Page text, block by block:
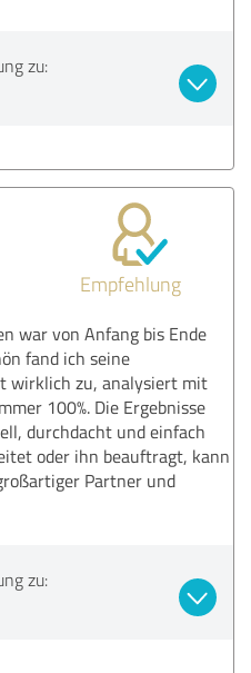
zu:
Empfehlung
war von Anfang bis Ende
fand ich seine
wirklich zu, analysiert mit
100%. Die Ergebnisse
durchdacht und einfach
oder ihn beauftragt, kann
Partner und
zu: